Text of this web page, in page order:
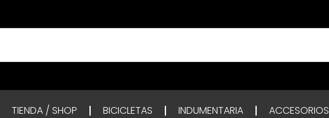
TIENDA / SHOP BICICLETAS INDUMENTARIA ACCESORIOS